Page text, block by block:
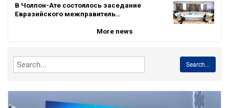
В Чолпон-Ате состоялось заседание
Евразийского межправитель…
More news
Search...